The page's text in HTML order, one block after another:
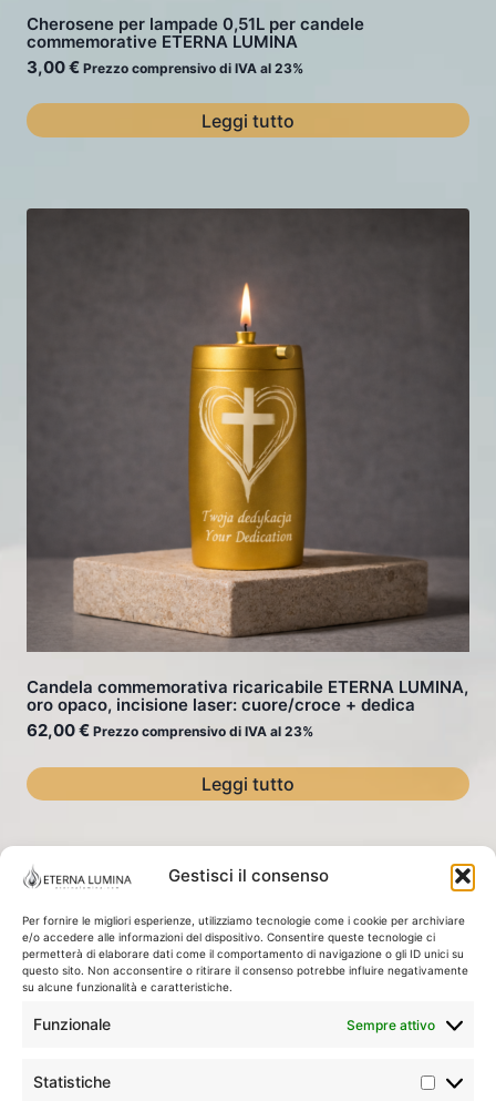
Gestisci il consenso
Per fornire le migliori esperienze, utilizziamo tecnologie come i cookie per archiviare
e/o accedere alle informazioni del dispositivo. Consentire queste tecnologie ci
permetterà di elaborare dati come il comportamento di navigazione o gli ID unici su
questo sito. Non acconsentire o ritirare il consenso potrebbe influire negativamente
su alcune funzionalità e caratteristiche.
Funzionale Sempre attivo
Statistiche
Cherosene per lampade 0,51L per candele
commemorative ETERNA LUMINA
3,00€ Prezzo comprensivo di IVA al 23%
Leggi tutto
Candela commemorativa ricaricabile ETERNA LUMINA,
oro opaco, incisione laser: cuore/croce + dedica
62,00€ Prezzo comprensivo di IVA al 23%
Leggi tutto
La Nostra Storia / Filosofia Negozio
Cestino
Informativa sulla privacy
Obbligo di informazione ai sensi del GDPR
Regolamenti dei negozi online